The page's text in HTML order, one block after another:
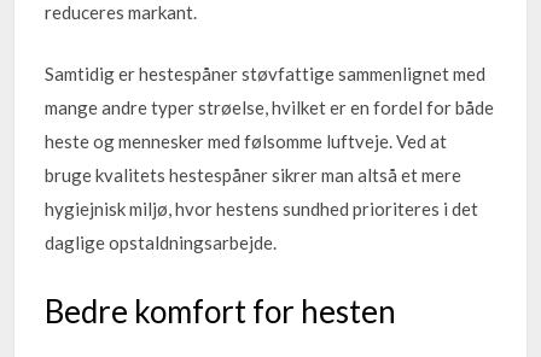
reduceres markant.
Samtidig er hestespåner støvfattige sammenlignet med
mange andre typer strøelse, hvilket er en fordel for både
heste og mennesker med følsomme luftveje. Ved at
bruge kvalitets hestespåner sikrer man altså et mere
hygiejnisk miljø, hvor hestens sundhed prioriteres i det
daglige opstaldningsarbejde.
Bedre komfort for hesten